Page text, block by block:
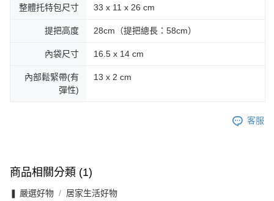
整體托特包尺寸 33 x 11 x 26 cm
提把高度 28cm（提把總長：58cm）
內袋尺寸 16.5 x 14 cm
內部鬆緊帶(有
彈性)
13 x 2 cm
客服
商品相關分類 (1)
❚ 嚴選好物 居家生活好物